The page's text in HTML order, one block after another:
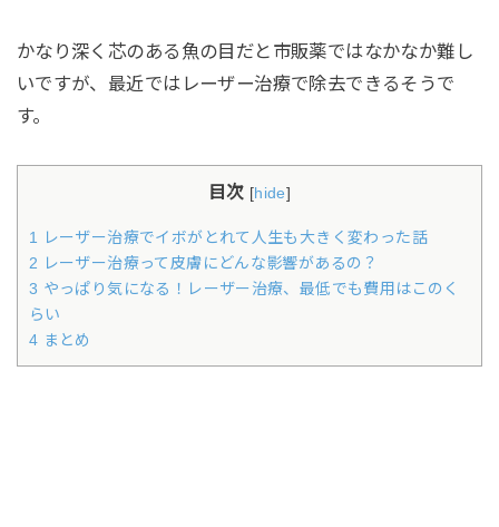
かなり深く芯のある魚の目だと市販薬ではなかなか難し
いですが、最近ではレーザー治療で除去できるそうで
す。
目次 [hide]
1 レーザー治療でイボがとれて人生も大きく変わった話
2 レーザー治療って皮膚にどんな影響があるの？
3 やっぱり気になる！レーザー治療、最低でも費用はこのく
らい
4 まとめ